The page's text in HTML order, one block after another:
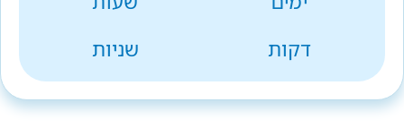
דקות
שניות